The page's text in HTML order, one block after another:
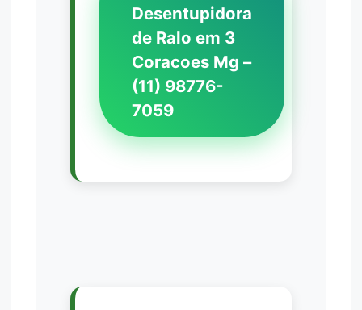
Desentupidora
de Ralo em 3
Coracoes Mg –
(11) 98776-
7059